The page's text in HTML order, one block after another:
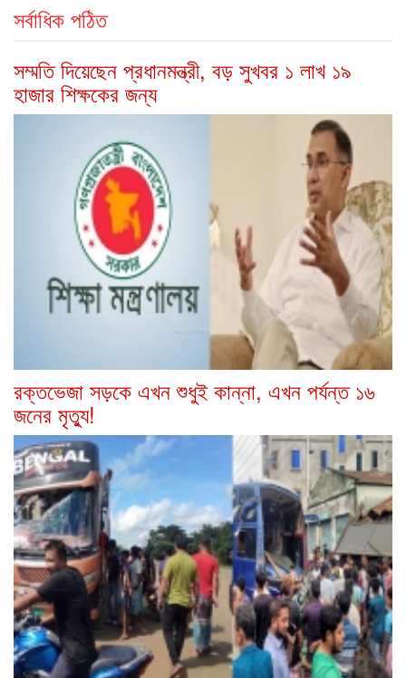
সর্বাধিক পঠিত
সম্মতি দিয়েছেন প্রধানমন্ত্রী, বড় সুখবর ১ লাখ ১৯
হাজার শিক্ষকের জন্য
রক্তভেজা সড়কে এখন শুধুই কান্না, এখন পর্যন্ত ১৬
জনের মৃত্যু!